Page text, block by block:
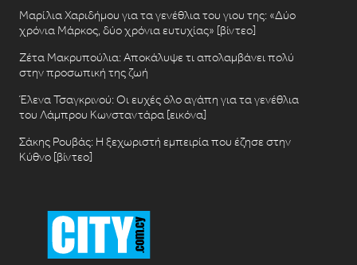
Μαρίλια Χαριδήμου για τα γενέθλια του γιου της: «Δύο
χρόνια Μάρκος, δύο χρόνια ευτυχίας» [βίντεο]
Ζέτα Μακρυπούλια: Αποκάλυψε τι απολαμβάνει πολύ
στην προσωπική της ζωή
Έλενα Τσαγκρινού: Οι ευχές όλο αγάπη για τα γενέθλια
του Λάμπρου Κωνσταντάρα [εικόνα]
Σάκης Ρουβάς: Η ξεχωριστή εμπειρία που έζησε στην
Κύθνο [βίντεο]